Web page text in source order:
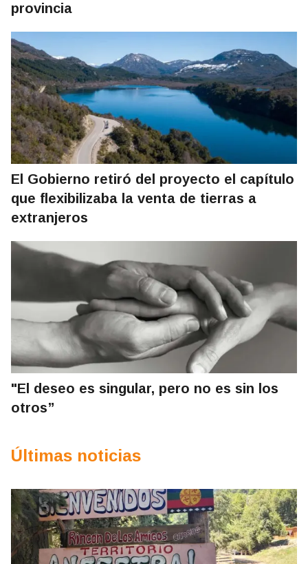
provincia
El Gobierno retiró del proyecto el capítulo
que flexibilizaba la venta de tierras a
extranjeros
"El deseo es singular, pero no es sin los
otros”
Últimas noticias